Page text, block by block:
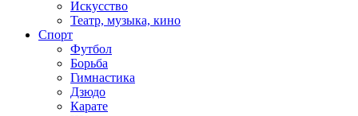
Искусство
Театр, музыка, кино
Спорт
Футбол
Борьба
Гимнастика
Дзюдо
Карате